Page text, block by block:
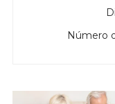
Número